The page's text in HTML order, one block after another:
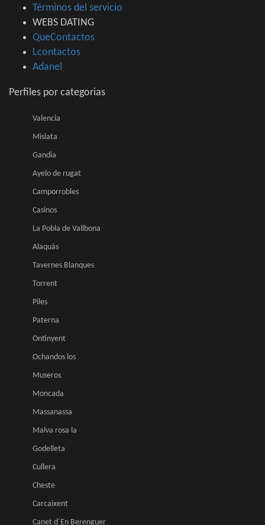
Términos del servicio
WEBS DATING
QueContactos
Lcontactos
Adanel
Perfiles por categorias
Valencia
Mislata
Gandia
Ayelo de rugat
Camporrobles
Casinos
La Pobla de Vallbona
Alaquàs
Tavernes Blanques
Torrent
Piles
Paterna
Ontinyent
Ochandos los
Museros
Moncada
Massanassa
Malva rosa la
Godelleta
Cullera
Cheste
Carcaixent
Canet d´En Berenguer